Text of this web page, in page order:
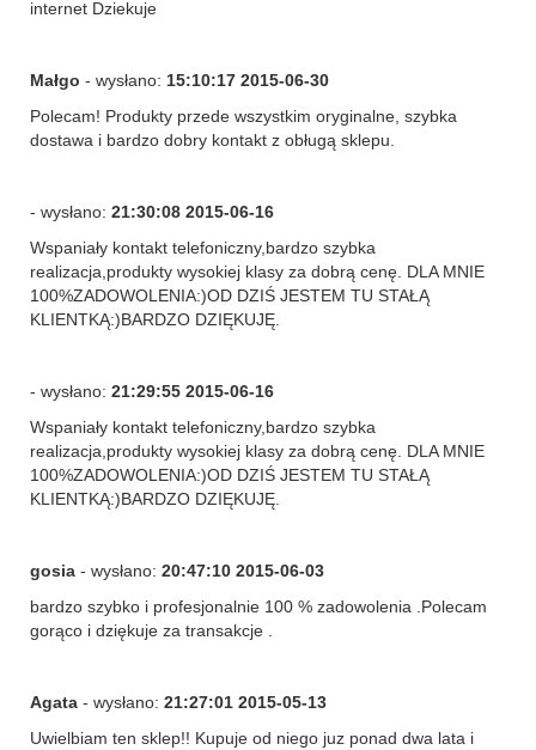
internet Dziekuje
Małgo - wysłano: 15:10:17 2015-06-30
Polecam! Produkty przede wszystkim oryginalne, szybka
dostawa i bardzo dobry kontakt z obługą sklepu.
- wysłano: 21:30:08 2015-06-16
Wspaniały kontakt telefoniczny,bardzo szybka
realizacja,produkty wysokiej klasy za dobrą cenę. DLA MNIE
100%ZADOWOLENIA:)OD DZIŚ JESTEM TU STAŁĄ
KLIENTKĄ:)BARDZO DZIĘKUJĘ.
- wysłano: 21:29:55 2015-06-16
Wspaniały kontakt telefoniczny,bardzo szybka
realizacja,produkty wysokiej klasy za dobrą cenę. DLA MNIE
100%ZADOWOLENIA:)OD DZIŚ JESTEM TU STAŁĄ
KLIENTKĄ:)BARDZO DZIĘKUJĘ.
gosia - wysłano: 20:47:10 2015-06-03
bardzo szybko i profesjonalnie 100 % zadowolenia .Polecam
gorąco i dziękuje za transakcje .
Agata - wysłano: 21:27:01 2015-05-13
Uwielbiam ten sklep!! Kupuje od niego juz ponad dwa lata i